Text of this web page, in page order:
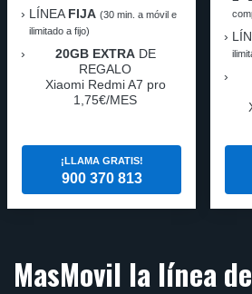
LÍNEA FIJA (30 min. a móvil e
ilimitado a fijo)
20GB EXTRADE
REGALO
Xiaomi Redmi A7 pro
1,75€/MES
¡LLAMA GRATIS!
900 370 813
MasMovil la línea